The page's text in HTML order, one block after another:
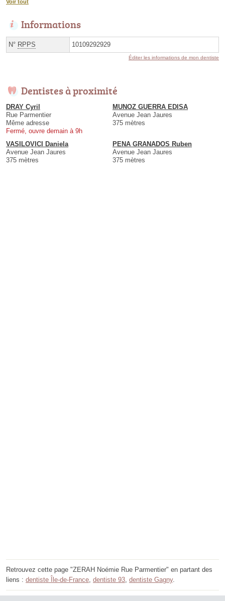
Voir tout
Informations
N° RPPS 10109292929
Éditer les informations de mon dentiste
Dentistes à proximité
DRAY Cyril
Rue Parmentier
Même adresse
Fermé, ouvre demain à 9h
MUNOZ GUERRA EDISA
Avenue Jean Jaures
375 mètres
VASILOVICI Daniela
Avenue Jean Jaures
375 mètres
PENA GRANADOS Ruben
Avenue Jean Jaures
375 mètres
Retrouvez cette page "ZERAH Noémie Rue Parmentier" en partant des
liens : dentiste Île-de-France, dentiste 93, dentiste Gagny.